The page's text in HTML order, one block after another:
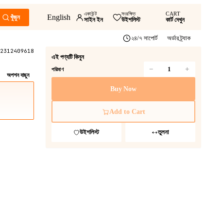
খুঁজুন English একাউন্ট
সাইন ইন
সংরক্ষিত
উইশলিস্ট
CART
কার্ট দেখুন
২৪/৭ সাপোর্ট অর্ডার ট্র্যাক
2312409618
অপশন বাছুন
এই পণ্যটি কিনুন
পরিমাণ − +
Buy Now
Add to Cart
উইশলিস্ট তুলনা